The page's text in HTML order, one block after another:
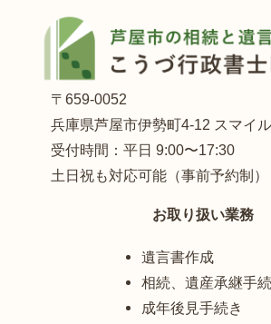
〒659-0052
兵庫県芦屋市伊勢町4-12 スマイ
受付時間：平日 9:00〜17:30
土日祝も対応可能（事前予約制）
お取り扱い業務
遺言書作成
相続、遺産承継手
成年後見手続き